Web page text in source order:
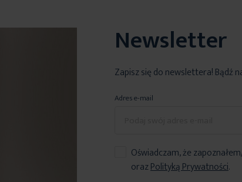
Newsletter
Zapisz się do newslettera! Bądź
Adres e-mail
Oświadczam, że
orazPolityką Prywatności.